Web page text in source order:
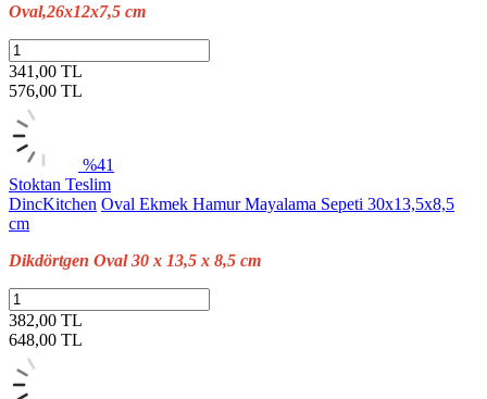
Oval,26x12x7,5 cm
341,00 TL
576,00 TL
%41
Stoktan Teslim
DincKitchen Oval Ekmek Hamur Mayalama Sepeti 30x13,5x8,5
cm
Dikdörtgen Oval 30 x 13,5 x 8,5 cm
382,00 TL
648,00 TL